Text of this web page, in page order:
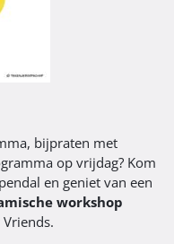
bijpraten met
op vrijdag? Kom
en geniet van een
workshop